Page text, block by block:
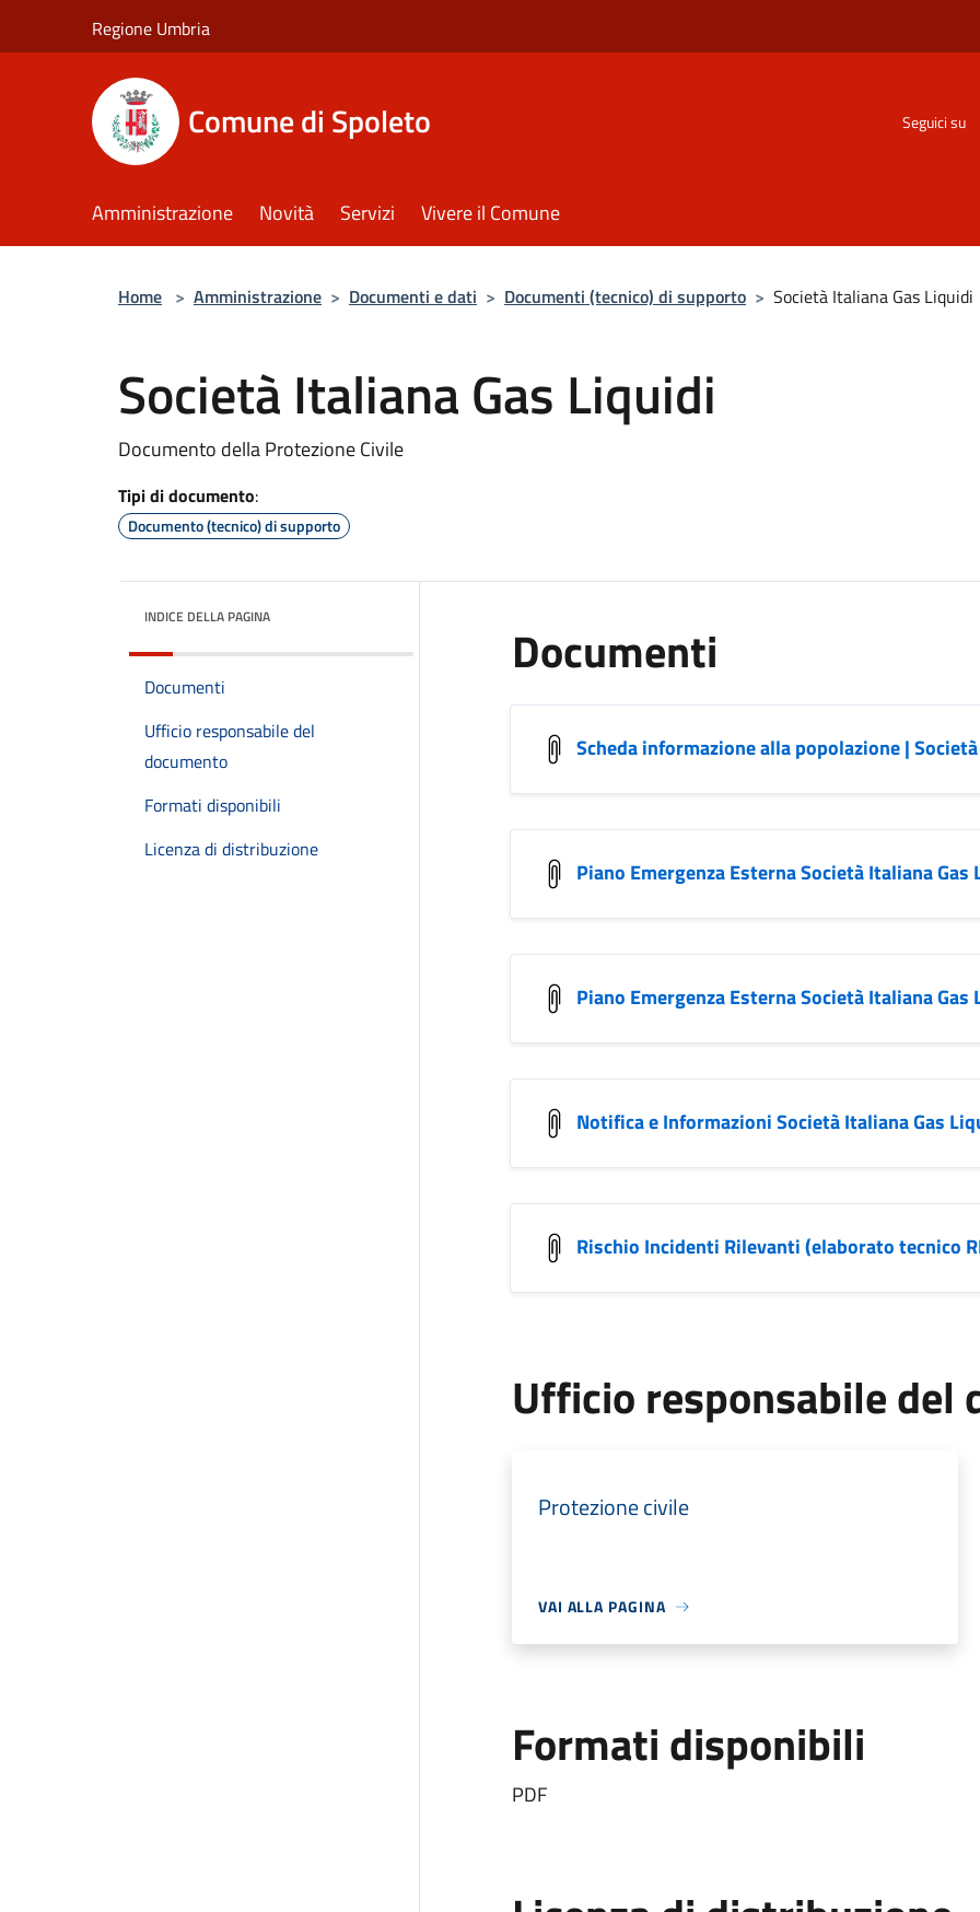
Regione Umbria
Comune di Spoleto Seguici su
Amministrazione Novità Servizi Vivere il Comune
Home > Amministrazione > Documenti e dati > Documenti (tecnico) di supporto > Società Italiana Gas Liquidi
Società Italiana Gas Liquidi
Documento della Protezione Civile
Tipi di documento:
Documento (tecnico) di supporto
INDICE DELLA PAGINA
Documenti
Ufficio responsabile del
documento
Formati disponibili
Licenza di distribuzione
Documenti
Scheda informazione alla popolazione |
Piano Emergenza Esterna Società Italiana
Piano Emergenza Esterna Società Italiana
Notifica e Informazioni Società Italiana Gas
Rischio Incidenti Rilevanti (elaborato tecnico
Ufficio responsabile del
Protezione civile
VAI ALLA PAGINA
Formati disponibili
PDF